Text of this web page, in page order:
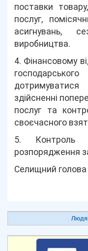
поставки
послуг,
асигнувань,
виробництва.
4. Фінансовому
здійсненні
послуг та
своєчасного
5. Контроль
розпорядження
Селищний